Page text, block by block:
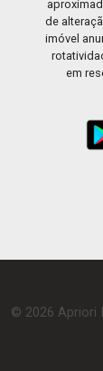
de
imóvel
em
© 2026 Apriori